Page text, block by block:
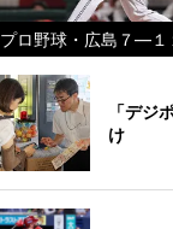
プロ野球・広島７―１
「デジ
け